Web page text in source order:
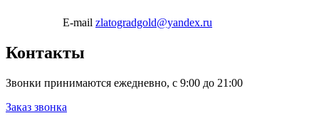
E-mail zlatogradgold@yandex.ru
Контакты
Звонки принимаются ежедневно, с 9:00 до 21:00
Заказ звонка